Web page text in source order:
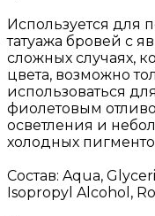
Используется для
татуажа бровей с
сложных случаях,
цвета, возможно
использоваться
фиолетовым
осветления и
холодных
Состав: Aqua,
Isopropyl Alcohol,